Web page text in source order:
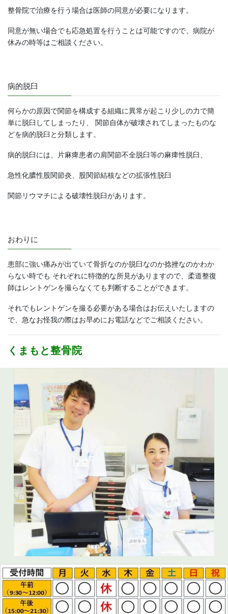
整骨院で治療を行う場合は医師の同意が必要になります。
同意が無い場合でも応急処置を行うことは可能ですので、病院が
休みの時等はご相談ください。
病的脱臼
何らかの原因で関節を構成する組織に異常が起こり少しの力で簡
単に脱臼してしまったり、 関節自体が破壊されてしまったものな
どを病的脱臼と分類します。
病的脱臼には、片麻痺患者の肩関節不全脱臼等の麻痺性脱臼、
急性化膿性股関節炎、股関節結核などの拡張性脱臼
関節リウマチによる破壊性脱臼があります。
おわりに
患部に強い痛みが出ていて骨折なのか脱臼なのか捻挫なのかわか
らない時でも それぞれに特徴的な所見がありますので、柔道整復
師はレントゲンを撮らなくても判断することができます。
それでもレントゲンを撮る必要がある場合はお伝えいたしますの
で、急なお怪我の際はお早めにお電話などでご相談ください。
くまもと整骨院